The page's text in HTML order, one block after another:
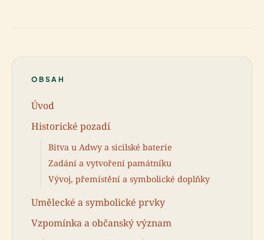
OBSAH
Úvod
Historické pozadí
Bitva u Adwy a sicilské baterie
Zadání a vytvoření památníku
Vývoj, přemístění a symbolické doplňky
Umělecké a symbolické prvky
Vzpomínka a občanský význam